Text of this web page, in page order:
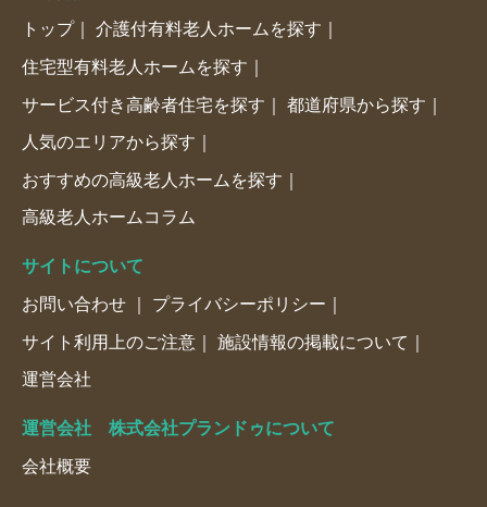
トップ 介護付有料老人ホームを探す
住宅型有料老人ホームを探す
サービス付き高齢者住宅を探す 都道府県から探す
人気のエリアから探す
おすすめの高級老人ホームを探す
高級老人ホームコラム
サイトについて
お問い合わせ プライバシーポリシー
サイト利用上のご注意 施設情報の掲載について
運営会社
運営会社 株式会社プランドゥについて
会社概要